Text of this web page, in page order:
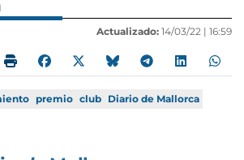
Actualizado: 14/03/22 | 16:59
premio club Diario de Mallorca